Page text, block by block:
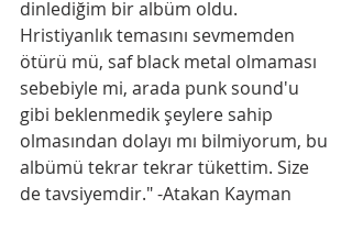
dinlediğim bir albüm oldu.
Hristiyanlık temasını sevmemden
ötürü mü, saf black metal olmaması
sebebiyle mi, arada punk sound'u
gibi beklenmedik şeylere sahip
olmasından dolayı mı bilmiyorum, bu
albümü tekrar tekrar tükettim. Size
de tavsiyemdir." -Atakan Kayman